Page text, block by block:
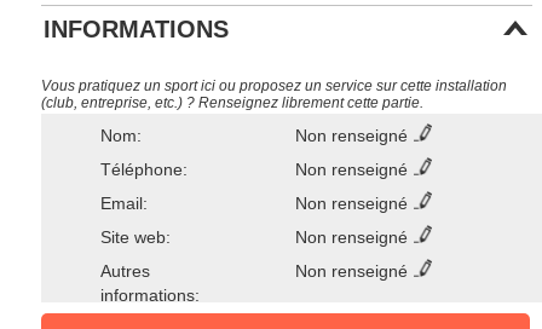
INFORMATIONS
Vous pratiquez un sport ici ou proposez un service sur cette installation
(club, entreprise, etc.) ? Renseignez librement cette partie.
Nom:
Non renseigné
Téléphone:
Non renseigné
Email:
Non renseigné
Site web:
Non renseigné
Autres
informations:
Non renseigné